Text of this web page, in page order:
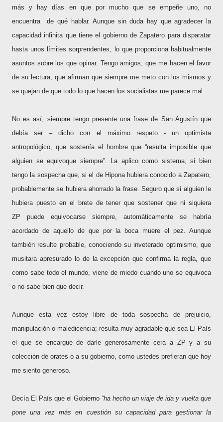
más y hay días en que por mucho que se empeñe uno, no
encuentra
de qué hablar. Aunque sin duda hay que agradecer la
capacidad infinita que tiene el gobierno de Zapatero para disparatar
hasta unos límites sorprendentes, lo que proporciona habitualmente
asuntos sobre los que opinar. Tengo amigos, que me hacen el favor
de su lectura, que afirman que siempre me meto con los mismos y
se quejan de que todo lo que hacen los socialistas me parece mal.
No es así, siempre tengo presente una frase de San Agustín que
debía ser – dicho con el máximo respeto - un optimista
antropológico, que sostenía el hombre que “resulta imposible que
alguien se equivoque siempre”. La aplico como sistema, si bien
tengo la sospecha que, si el de Hipona hubiera conocido a Zapatero,
probablemente se hubiera ahorrado la frase. Seguro que si alguien le
hubiera puesto en el brete de tener que sostener que ni siquiera
ZP puede equivocarse siempre, automáticamente se habría
acordado de aquello de que por la boca muere el pez. Aunque
también resulte probable, conociendo su inveterado optimismo, que
musitara apresurado lo de la excepción que confirma la regla, que
como sabe todo el mundo, viene de miedo cuando uno se equivoca
o no sabe bien que decir.
Aunque esta vez estoy libre de toda sospecha de prejuicio,
manipulación o maledicencia; resulta muy agradable que sea El País
el que se encargue de darle generosamente cera a ZP y a su
colección de orates o a su gobierno, como ustedes prefieran que hoy
me siento generoso.
Decía El País que el Gobierno “ha hecho un viaje de ida y vuelta que
pone una vez más en cuestión su capacidad para gestionar la